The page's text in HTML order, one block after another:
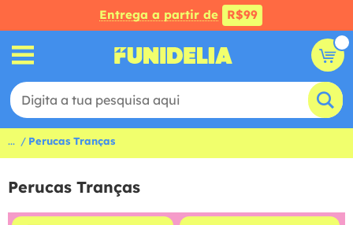
Entrega a partir de R$99
... Perucas Tranças
Perucas Tranças